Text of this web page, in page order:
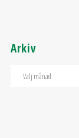
Arkiv